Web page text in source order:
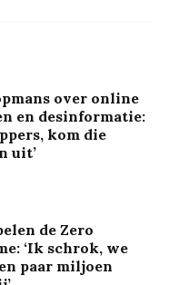
over online
en desinformatie:
kom die
uit’
de Zero
‘Ik schrok, we
paar miljoen